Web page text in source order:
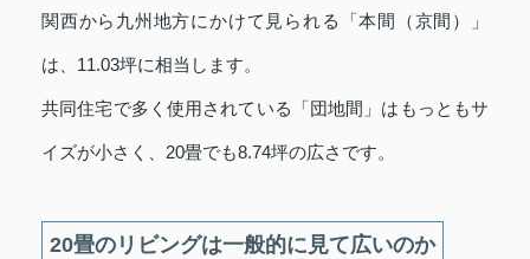
関西から九州地方にかけて見られる「本間（京間）」
は、11.03坪に相当します。
共同住宅で多く使用されている「団地間」はもっともサ
イズが小さく、20畳でも8.74坪の広さです。
20畳のリビングは一般的に見て広いのか